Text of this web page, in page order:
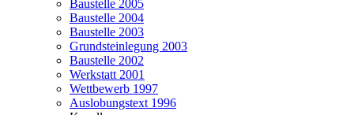
Baustelle 2005
Baustelle 2004
Baustelle 2003
Grundsteinlegung 2003
Baustelle 2002
Werkstatt 2001
Wettbewerb 1997
Auslobungstext 1996